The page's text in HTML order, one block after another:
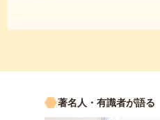
著名人・有識者が語る